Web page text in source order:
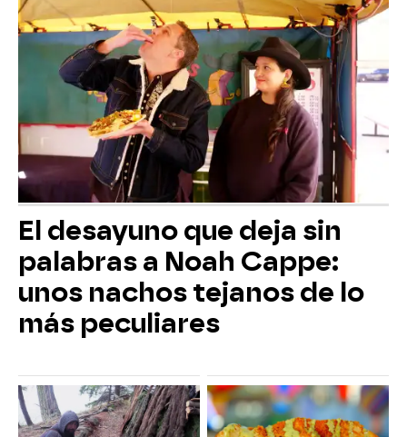
El desayuno que deja sin
palabras a Noah Cappe:
unos nachos tejanos de lo
más peculiares